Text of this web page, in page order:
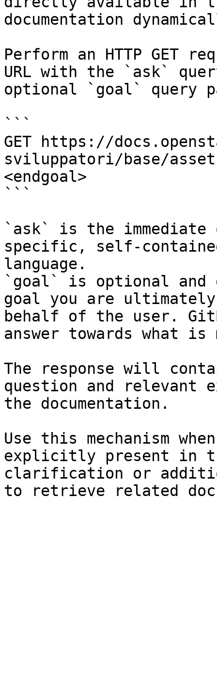
documentation
Perform an HTTP GET
URL with the `ask`
optional `goal` query
```
GET https://
sviluppatori/base/
<endgoal>
```
`ask` is the
specific, self-
language.
`goal` is optional and
goal you are
behalf of the user.
answer towards what
The response will
question and relevant
the documentation.
Use this mechanism
explicitly present in
clarification or